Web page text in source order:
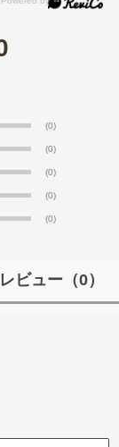
(0)
(0)
(0)
(0)
(0)
ビュー （0）